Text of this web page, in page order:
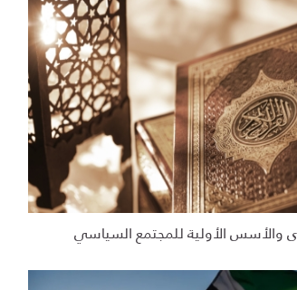
والأسس الأولية للمجتمع السياسي